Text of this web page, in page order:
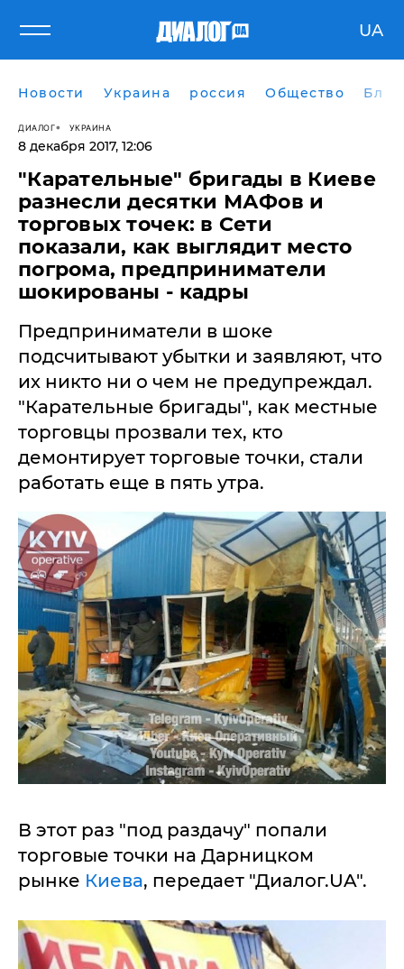
UA
Новости Украина россия Общество
ДИАЛОГ УКРАИНА
8 декабря 2017, 12:06
"Карательные" бригады в Киеве
разнесли десятки МАФов и
торговых точек: в Сети
показали, как выглядит место
погрома, предприниматели
шокированы - кадры
Предприниматели в шоке
подсчитывают убытки и заявляют, что
их никто ни о чем не предупреждал.
"Карательные бригады", как местные
торговцы прозвали тех, кто
демонтирует торговые точки, стали
работать еще в пять утра.
В этот раз "под раздачу" попали
торговые точки на Дарницком
рынке Киева, передает "Диалог.UA".